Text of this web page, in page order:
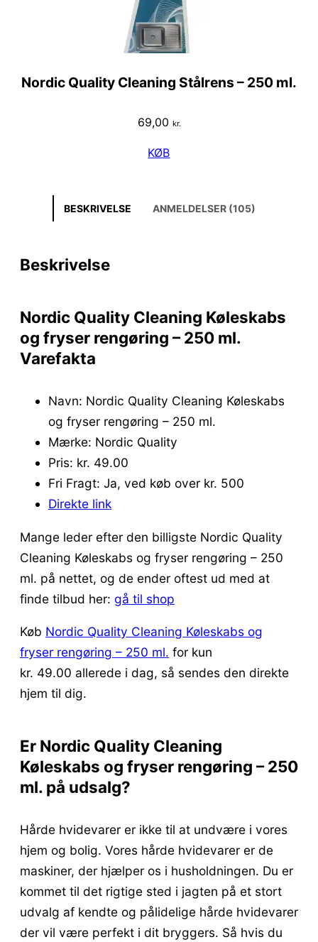
Nordic Quality Cleaning Stålrens – 250 ml.
69,00 kr.
KØB
BESKRIVELSE ANMELDELSER (105)
Beskrivelse
Nordic Quality Cleaning Køleskabs
og fryser rengøring – 250 ml.
Varefakta
Navn: Nordic Quality Cleaning Køleskabs
og fryser rengøring – 250 ml.
Mærke: Nordic Quality
Pris: kr. 49.00
Fri Fragt: Ja, ved køb over kr. 500
Direkte link
Mange leder efter den billigste Nordic Quality
Cleaning Køleskabs og fryser rengøring – 250
ml. på nettet, og de ender oftest ud med at
finde tilbud her: gå til shop
Køb Nordic Quality Cleaning Køleskabs og
fryser rengøring – 250 ml. for kun
kr. 49.00 allerede i dag, så sendes den direkte
hjem til dig.
Er Nordic Quality Cleaning
Køleskabs og fryser rengøring – 250
ml. på udsalg?
Hårde hvidevarer er ikke til at undvære i vores
hjem og bolig. Vores hårde hvidevarer er de
maskiner, der hjælper os i husholdningen. Du er
kommet til det rigtige sted i jagten på et stort
udvalg af kendte og pålidelige hårde hvidevarer
der vil være perfekt i dit bryggers. Så hvis du